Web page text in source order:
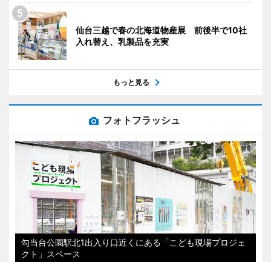
仙台三越で春の北海道物産展 前後半で10社
入れ替え、乳製品を充実
もっと見る
フォトフラッシュ
勾当台公園駅北1出入り口近くにある「こども現場プロジェ
クト」スペース